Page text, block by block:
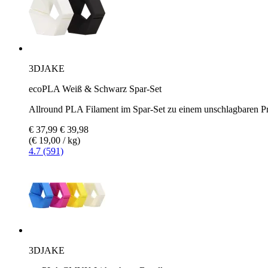
3DJAKE
ecoPLA Weiß & Schwarz Spar-Set
Allround PLA Filament im Spar-Set zu einem unschlagbaren
€ 37,99 € 39,98
(€ 19,00 / kg)
4.7 (591)
3DJAKE